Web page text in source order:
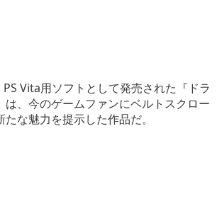
Vita用ソフトとして発売された『ドラ
は、今のゲームファンにベルトスクロー
な魅力を提示した作品だ。